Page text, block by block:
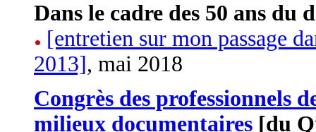
Dans le cadre des 50 ans du
[entretien sur mon passage
2013], mai 2018
Congrès des professionnels
milieux documentaires [du